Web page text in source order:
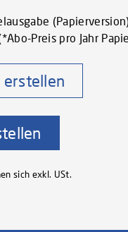
Preis pro Jahr
sich exkl. USt.